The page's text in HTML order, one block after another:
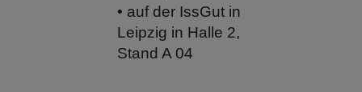
• auf der IssGut in
Leipzig in Halle 2,
Stand A 04